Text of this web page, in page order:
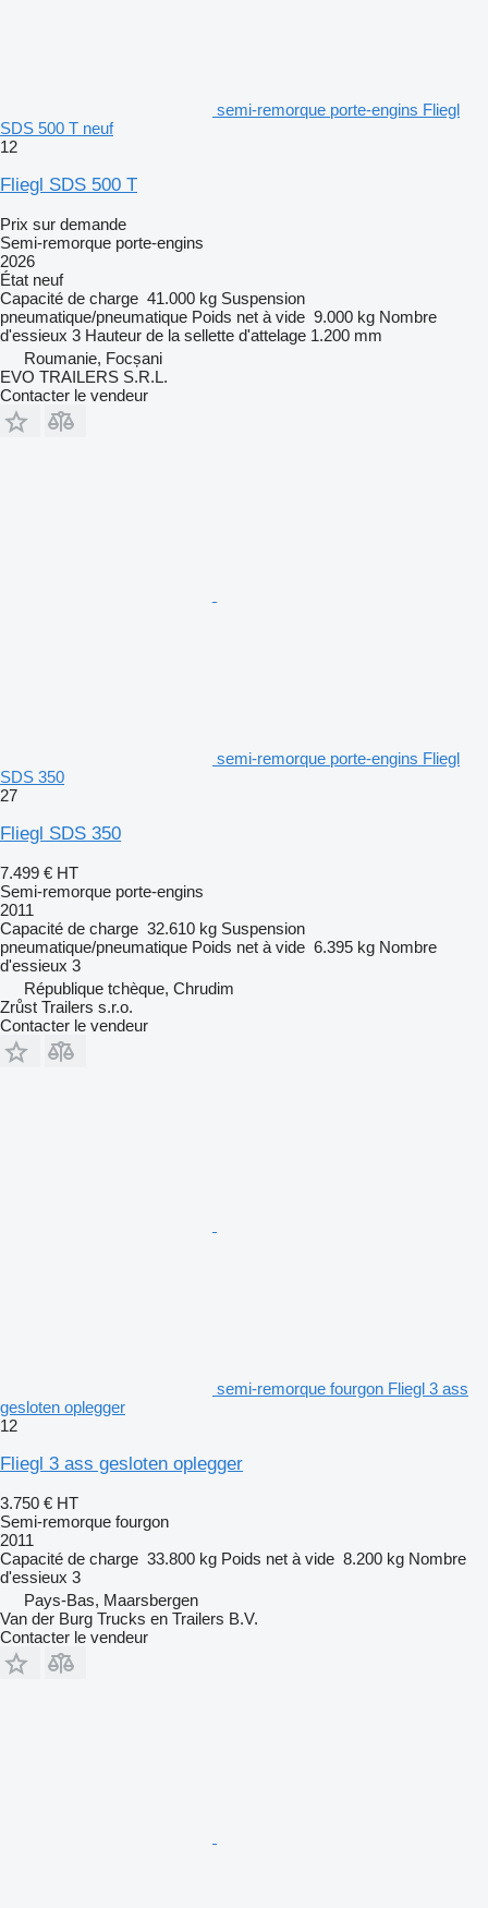
semi-remorque porte-engins Fliegl
SDS 500 T neuf
12
Fliegl SDS 500 T
Prix sur demande
Semi-remorque porte-engins
2026
État neuf
Capacité de charge 41.000 kg Suspension
pneumatique/pneumatique Poids net à vide 9.000 kg Nombre
d'essieux 3 Hauteur de la sellette d'attelage 1.200 mm
Roumanie, Focșani
EVO TRAILERS S.R.L.
Contacter le vendeur
semi-remorque porte-engins Fliegl
SDS 350
27
Fliegl SDS 350
7.499 € HT
Semi-remorque porte-engins
2011
Capacité de charge 32.610 kg Suspension
pneumatique/pneumatique Poids net à vide 6.395 kg Nombre
d'essieux 3
République tchèque, Chrudim
Zrůst Trailers s.r.o.
Contacter le vendeur
semi-remorque fourgon Fliegl 3 ass
gesloten oplegger
12
Fliegl 3 ass gesloten oplegger
3.750 € HT
Semi-remorque fourgon
2011
Capacité de charge 33.800 kg Poids net à vide 8.200 kg Nombre
d'essieux 3
Pays-Bas, Maarsbergen
Van der Burg Trucks en Trailers B.V.
Contacter le vendeur